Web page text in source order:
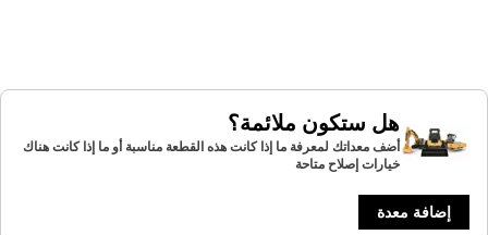
هل ستكون ملائمة؟
أضف معداتك لمعرفة ما إذا كانت هذه القطعة مناسبة أو ما إذا كانت هناك
خيارات إصلاح متاحة
إضافة معدة